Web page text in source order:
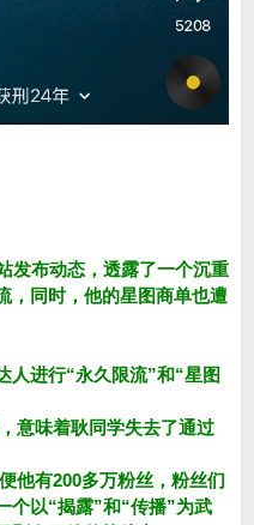
发布动态，透露了一个沉重
，同时，他的星图商单也遭
人进行“永久限流”和“星图
意味着耿同学失去了通过
他有200多万粉丝，粉丝们
个以“揭露”和“传播”为武